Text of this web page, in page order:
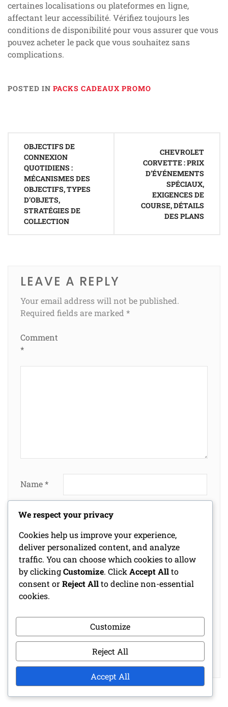
certaines localisations ou plateformes en ligne,
affectant leur accessibilité. Vérifiez toujours les
conditions de disponibilité pour vous assurer que vous
pouvez acheter le pack que vous souhaitez sans
complications.
POSTED IN PACKS CADEAUX PROMO
navigation
OBJECTIFS DE
CONNEXION
QUOTIDIENS :
MÉCANISMES DES
OBJECTIFS, TYPES
D’OBJETS,
STRATÉGIES DE
COLLECTION
CHEVROLET
CORVETTE : PRIX
D’ÉVÉNEMENTS
SPÉCIAUX,
EXIGENCES DE
COURSE, DÉTAILS
DES PLANS
LEAVE A REPLY
Your email address will not be published.
Required fields are marked *
Comment
*
Name*
*
Website
browser for the next time I comment.
We respect your privacy
Cookies help us improve your experience,
deliver personalized content, and analyze
traffic. You can choose which cookies to allow
by clickingCustomize. Click Accept Allto
consent orReject Allto decline non-essential
cookies.
Customize
Reject All
Accept All